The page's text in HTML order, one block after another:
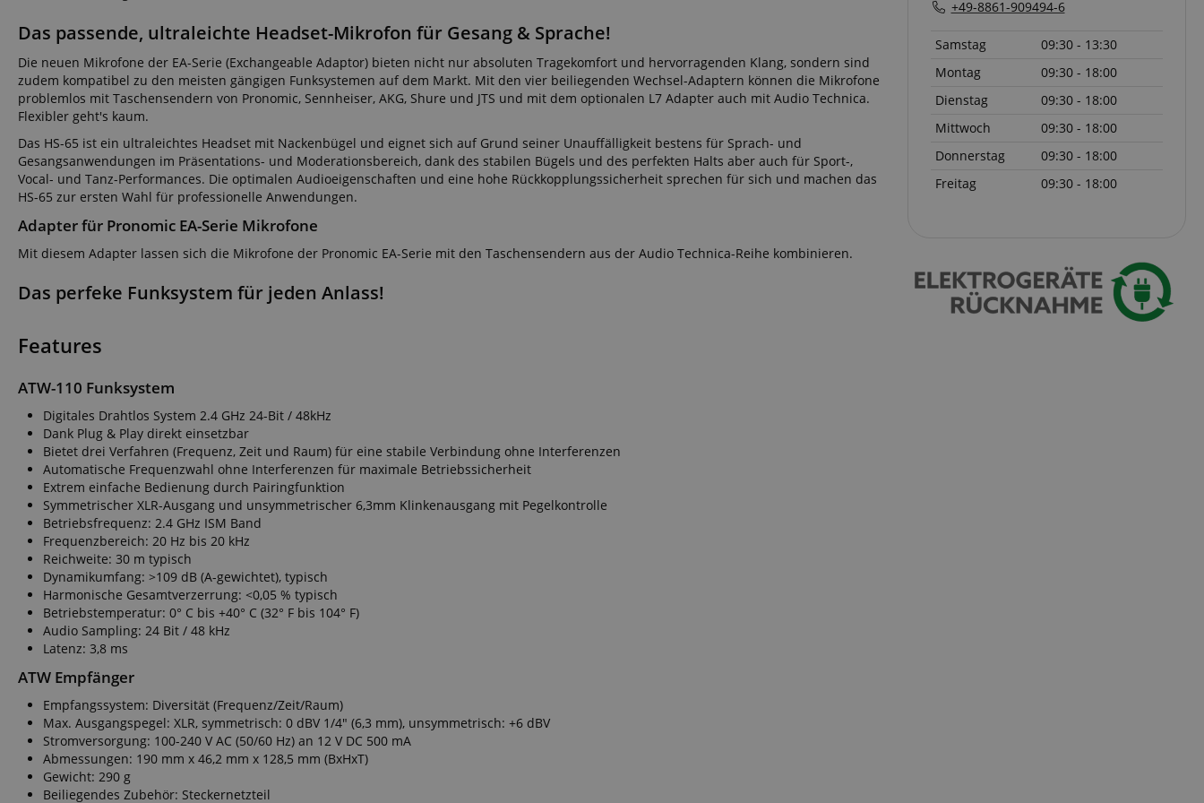
Das passende, ultraleichte Headset-Mikrofon für Gesang & Sprache!
Die neuen Mikrofone der EA-Serie (Exchangeable Adaptor) bieten nicht nur absoluten Tragekomfort und hervorragenden Klang, sondern sind
zudem kompatibel zu den meisten gängigen Funksystemen auf dem Markt. Mit den vier beiliegenden Wechsel-Adaptern können die Mikrofone
problemlos mit Taschensendern von Pronomic, Sennheiser, AKG, Shure und JTS und mit dem optionalen L7 Adapter auch mit Audio Technica.
Flexibler geht's kaum.
Das HS-65 ist ein ultraleichtes Headset mit Nackenbügel und eignet sich auf Grund seiner Unauffälligkeit bestens für Sprach- und
Gesangsanwendungen im Präsentations- und Moderationsbereich, dank des stabilen Bügels und des perfekten Halts aber auch für Sport-,
Vocal- und Tanz-Performances. Die optimalen Audioeigenschaften und eine hohe Rückkopplungssicherheit sprechen für sich und machen das
HS-65 zur ersten Wahl für professionelle Anwendungen.
Adapter für Pronomic EA-Serie Mikrofone
Mit diesem Adapter lassen sich die Mikrofone der Pronomic EA-Serie mit den Taschensendern aus der Audio Technica-Reihe kombinieren.
Das perfeke Funksystem für jeden Anlass!
Features
ATW-110 Funksystem
Digitales Drahtlos System 2.4 GHz 24-Bit / 48kHz
Dank Plug & Play direkt einsetzbar
Bietet drei Verfahren (Frequenz, Zeit und Raum) für eine stabile Verbindung ohne Interferenzen
Automatische Frequenzwahl ohne Interferenzen für maximale Betriebssicherheit
Extrem einfache Bedienung durch Pairingfunktion
Symmetrischer XLR-Ausgang und unsymmetrischer 6,3mm Klinkenausgang mit Pegelkontrolle
Betriebsfrequenz: 2.4 GHz ISM Band
Frequenzbereich: 20 Hz bis 20 kHz
Reichweite: 30 m typisch
Dynamikumfang: >109 dB (A-gewichtet), typisch
Harmonische Gesamtverzerrung: <0,05 % typisch
Betriebstemperatur: 0° C bis +40° C (32° F bis 104° F)
Audio Sampling: 24 Bit / 48 kHz
Latenz: 3,8 ms
ATW Empfänger
Empfangssystem: Diversität (Frequenz/Zeit/Raum)
Max. Ausgangspegel: XLR, symmetrisch: 0 dBV 1/4" (6,3 mm), unsymmetrisch: +6 dBV
Stromversorgung: 100-240 V AC (50/60 Hz) an 12 V DC 500 mA
Abmessungen: 190 mm x 46,2 mm x 128,5 mm (BxHxT)
Gewicht: 290 g
Beiliegendes Zubehör: Steckernetzteil
+49-8861-909494-6
Samstag
09:30 - 13:30
Montag
09:30 - 18:00
Dienstag
09:30 - 18:00
Mittwoch
09:30 - 18:00
Donnerstag
09:30 - 18:00
Freitag
09:30 - 18:00
Cookie
Anbieter /
Domain
Laufzeit Beschreibung
zoovu-
vid-
91347
www.kirstein.at
1 Stunde
59
Minuten
Enables remembering the state of zoovu assistant for a given end user (what
answers were clicked, on which page he was the last time, etc.).
Google-Datenschutzerklärung